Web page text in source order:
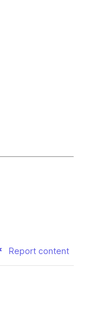
Report content